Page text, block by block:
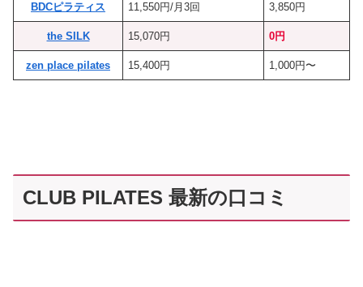
BDCピラティス 11,550円/月3回 3,850円
the SILK 15,070円 0円
zen place pilates 15,400円 1,000円〜
CLUB PILATES 最新の口コミ